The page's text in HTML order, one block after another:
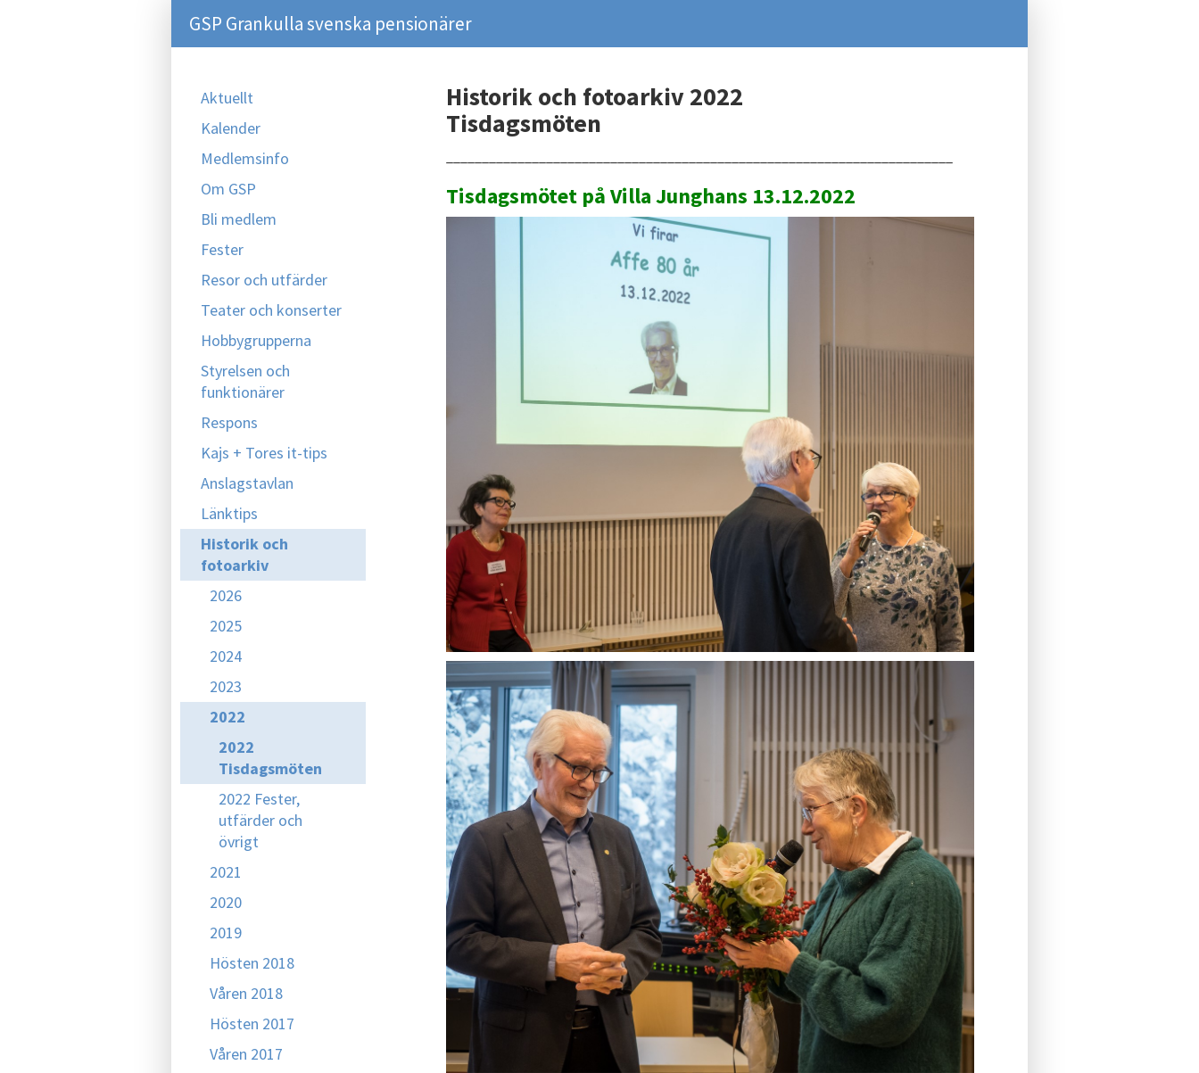
GSP Grankulla svenska pensionärer
Aktuellt
Kalender
Medlemsinfo
Om GSP
Bli medlem
Fester
Resor och utfärder
Teater och konserter
Hobbygrupperna
Styrelsen och
funktionärer
Respons
Kajs + Tores it-tips
Anslagstavlan
Länktips
Historik och
fotoarkiv
2026
2025
2024
2023
2022
2022
Tisdagsmöten
2022 Fester,
utfärder och
övrigt
2021
2020
2019
Hösten 2018
Våren 2018
Hösten 2017
Våren 2017
Historik och fotoarkiv 2022
Tisdagsmöten
Tisdagsmötet på Villa Junghans 13.12.2022